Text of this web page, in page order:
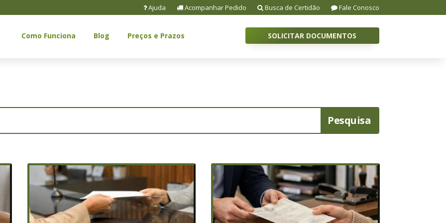
Ajuda Acompanhar Pedido Busca de Certidão Fale Conosco
Como Funciona Blog Preços e Prazos SOLICITAR DOCUMENTOS